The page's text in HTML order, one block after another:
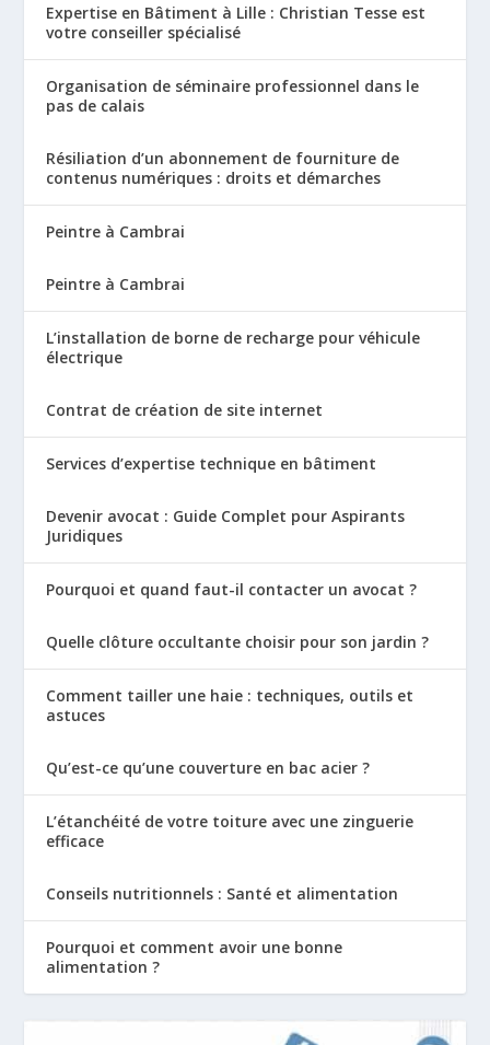
Expertise en Bâtiment à Lille : Christian Tesse est
votre conseiller spécialisé
Organisation de séminaire professionnel dans le
pas de calais
Résiliation d’un abonnement de fourniture de
contenus numériques : droits et démarches
Peintre à Cambrai
Peintre à Cambrai
L’installation de borne de recharge pour véhicule
électrique
Contrat de création de site internet
Services d’expertise technique en bâtiment
Devenir avocat : Guide Complet pour Aspirants
Juridiques
Pourquoi et quand faut-il contacter un avocat ?
Quelle clôture occultante choisir pour son jardin ?
Comment tailler une haie : techniques, outils et
astuces
Qu’est-ce qu’une couverture en bac acier ?
L’étanchéité de votre toiture avec une zinguerie
efficace
Conseils nutritionnels : Santé et alimentation
Pourquoi et comment avoir une bonne
alimentation ?